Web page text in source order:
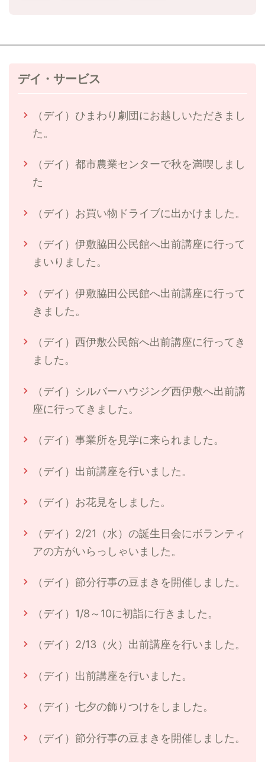
デイ・サービス
（デイ）ひまわり劇団にお越しいただきまし
た。
（デイ）都市農業センターで秋を満喫しまし
た
（デイ）お買い物ドライブに出かけました。
（デイ）伊敷脇田公民館へ出前講座に行って
まいりました。
（デイ）伊敷脇田公民館へ出前講座に行って
きました。
（デイ）西伊敷公民館へ出前講座に行ってき
ました。
（デイ）シルバーハウジング西伊敷へ出前講
座に行ってきました。
（デイ）事業所を見学に来られました。
（デイ）出前講座を行いました。
（デイ）お花見をしました。
（デイ）2/21（水）の誕生日会にボランティ
アの方がいらっしゃいました。
（デイ）節分行事の豆まきを開催しました。
（デイ）1/8～10に初詣に行きました。
（デイ）2/13（火）出前講座を行いました。
（デイ）出前講座を行いました。
（デイ）七夕の飾りつけをしました。
（デイ）節分行事の豆まきを開催しました。